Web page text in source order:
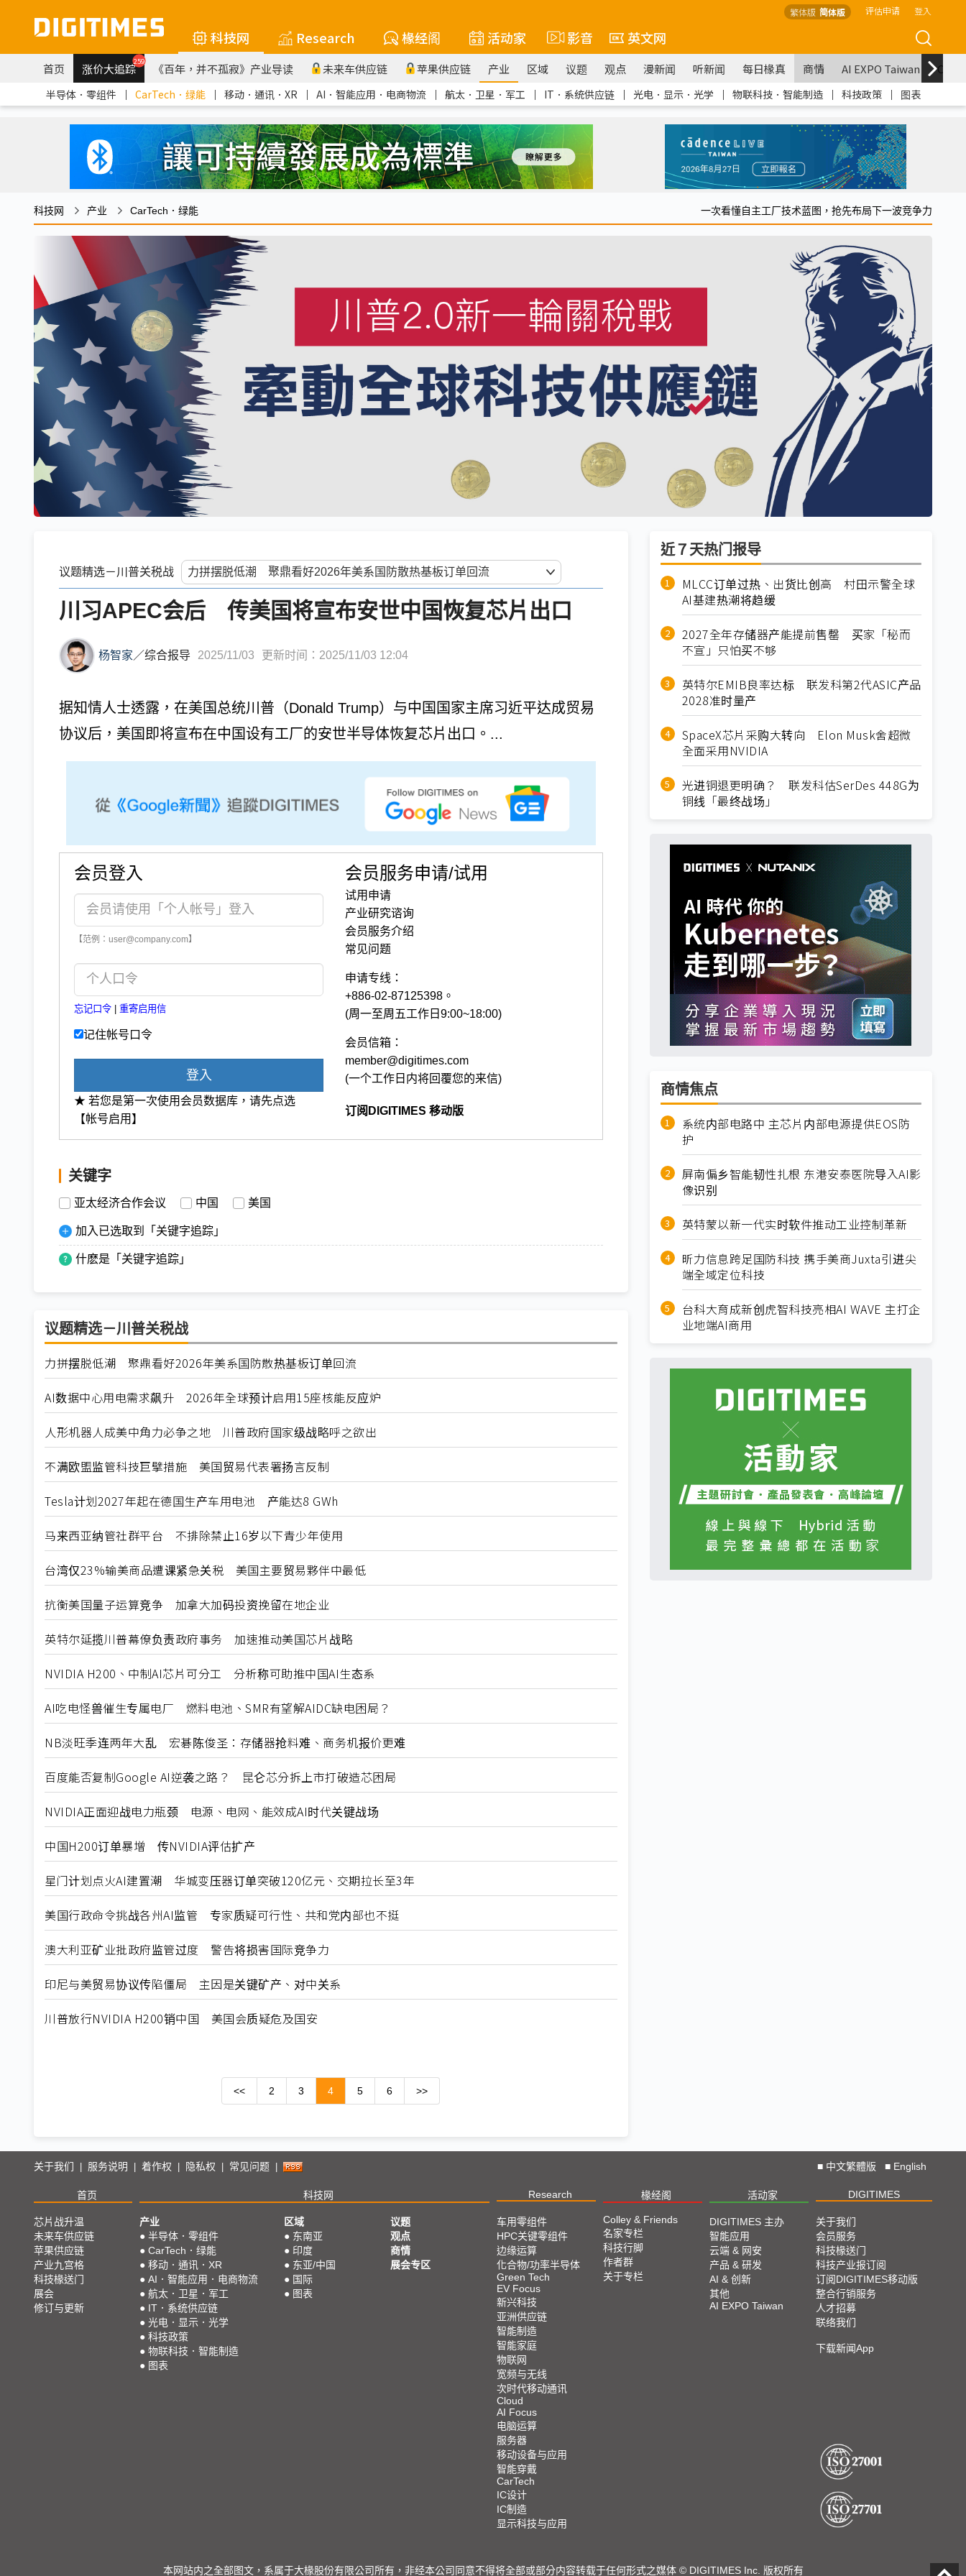
繁体版 简体版 评估申请 登入
科技网 Research 椽经阁 活动家 影音 英文网
首页 涨价大追踪259 《百年，并不孤寂》产业导读 未来车供应链 苹果供应链 产业 区域 议题 观点 漫新闻 听新闻 每日椽真 商情 AI EXPO Taiwan
半导体．零组件 ｜ CarTech．绿能 ｜ 移动．通讯．XR ｜ AI．智能应用．电商物流 ｜ 航太．卫星．军工 ｜ IT．系统供应链 ｜ 光电．显示．光学 ｜ 物联科技．智能制造 ｜ 科技政策 ｜ 图表
科技网 产业 CarTech．绿能 一次看懂自主工厂技术蓝图，抢先布局下一波竞争力
议题精选－川普关税战
川习APEC会后 传美国将宣布安世中国恢复芯片出口
杨智家 ／综合报导 2025/11/03 更新时间：2025/11/03 12:04
据知情人士透露，在美国总统川普（Donald Trump）与中国国家主席习近平达成贸易
协议后，美国即将宣布在中国设有工厂的安世半导体恢复芯片出口。...
会员登入
【范例：user@company.com】
忘记口令 | 重寄启用信
记住帐号口令
登入
★ 若您是第一次使用会员数据库，请先点选
【帐号启用】
会员服务申请/试用
试用申请
产业研究谘询
会员服务介绍
常见问题
申请专线：
+886-02-87125398。
(周一至周五工作日9:00~18:00)
会员信箱：
member@digitimes.com
(一个工作日内将回覆您的来信)
订阅DIGITIMES 移动版
关键字
亚太经济合作会议 中国 美国
加入已选取到「关键字追踪」
什麽是「关键字追踪」
议题精选－川普关税战
力拼摆脱低潮 聚鼎看好2026年美系国防散热基板订单回流
AI数据中心用电需求飙升 2026年全球预计启用15座核能反应炉
人形机器人成美中角力必争之地 川普政府国家级战略呼之欲出
不满欧盟监管科技巨擘措施 美国贸易代表署扬言反制
Tesla计划2027年起在德国生产车用电池 产能达8 GWh
马来西亚纳管社群平台 不排除禁止16岁以下青少年使用
台湾仅23%输美商品遭课紧急关税 美国主要贸易夥伴中最低
抗衡美国量子运算竞争 加拿大加码投资挽留在地企业
英特尔延揽川普幕僚负责政府事务 加速推动美国芯片战略
NVIDIA H200、中制AI芯片可分工 分析称可助推中国AI生态系
AI吃电怪兽催生专属电厂 燃料电池、SMR有望解AIDC缺电困局？
NB淡旺季连两年大乱 宏碁陈俊圣：存储器抢料难、商务机报价更难
百度能否复制Google AI逆袭之路？ 昆仑芯分拆上市打破造芯困局
NVIDIA正面迎战电力瓶颈 电源、电网、能效成AI时代关键战场
中国H200订单暴增 传NVIDIA评估扩产
星门计划点火AI建置潮 华城变压器订单突破120亿元、交期拉长至3年
美国行政命令挑战各州AI监管 专家质疑可行性、共和党内部也不挺
澳大利亚矿业批政府监管过度 警告将损害国际竞争力
印尼与美贸易协议传陷僵局 主因是关键矿产、对中关系
川普放行NVIDIA H200销中国 美国会质疑危及国安
<< 2 3 4 5 6 >>
近７天热门报导
MLCC订单过热、出货比创高 村田示警全球
AI基建热潮将趋缓
2027全年存储器产能提前售罄 买家「秘而
不宣」只怕买不够
英特尔EMIB良率达标 联发科第2代ASIC产品
2028准时量产
SpaceX芯片采购大转向 Elon Musk舍超微
全面采用NVIDIA
光进铜退更明确？ 联发科估SerDes 448G为
铜线「最终战场」
商情焦点
系统内部电路中 主芯片内部电源提供EOS防
护
屏南偏乡智能韧性扎根 东港安泰医院导入AI影
像识别
英特蒙以新一代实时软件推动工业控制革新
昕力信息跨足国防科技 携手美商Juxta引进尖
端全域定位科技
台科大育成新创虎智科技亮相AI WAVE 主打企
业地端AI商用
关于我们 | 服务说明 | 着作权 | 隐私权 | 常见问题 | ■ 中文繁體版 ■ English
首页 科技网 Research 椽经阁 活动家 DIGITIMES
芯片战升温
未来车供应链
苹果供应链
产业九宫格
科技椽送门
展会
修订与更新
产业
● 半导体．零组件
● CarTech．绿能
● 移动．通讯．XR
● AI．智能应用．电商物流
● 航太．卫星．军工
● IT．系统供应链
● 光电．显示．光学
● 科技政策
● 物联科技．智能制造
● 图表
区域
● 东南亚
● 印度
● 东亚/中国
● 国际
● 图表
议题
观点
商情
展会专区
车用零组件
HPC关键零组件
边缘运算
化合物/功率半导体
Green Tech
EV Focus
新兴科技
亚洲供应链
智能制造
智能家庭
物联网
宽频与无线
次时代移动通讯
Cloud
AI Focus
电脑运算
服务器
移动设备与应用
智能穿戴
CarTech
IC设计
IC制造
显示科技与应用
Colley & Friends
名家专栏
科技行脚
作者群
关于专栏
DIGITIMES 主办
智能应用
云端 & 网安
产品 & 研发
AI & 创新
其他
AI EXPO Taiwan
关于我们
会员服务
科技椽送门
科技产业报订阅
订阅DIGITIMES移动版
整合行销服务
人才招募
联络我们
下载新闻App
本网站内之全部图文，系属于大椽股份有限公司所有，非经本公司同意不得将全部或部分内容转载于任何形式之媒体 © DIGITIMES Inc. 版权所有